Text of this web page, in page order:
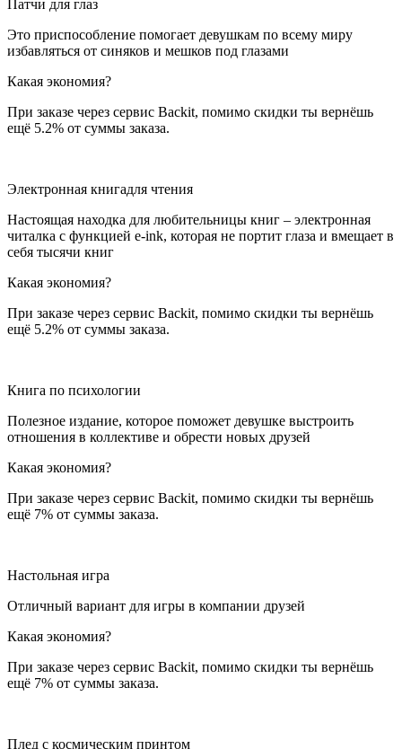
Патчи для глаз
Это приспособление помогает девушкам по всему миру
избавляться от синяков и мешков под глазами
Какая экономия?
При заказе через сервис Backit, помимо скидки ты вернёшь
ещё 5.2% от суммы заказа.
Электронная книгадля чтения
Настоящая находка для любительницы книг – электронная
читалка с функцией e-ink, которая не портит глаза и вмещает в
себя тысячи книг
Какая экономия?
При заказе через сервис Backit, помимо скидки ты вернёшь
ещё 5.2% от суммы заказа.
Книга по психологии
Полезное издание, которое поможет девушке выстроить
отношения в коллективе и обрести новых друзей
Какая экономия?
При заказе через сервис Backit, помимо скидки ты вернёшь
ещё 7% от суммы заказа.
Настольная игра
Отличный вариант для игры в компании друзей
Какая экономия?
При заказе через сервис Backit, помимо скидки ты вернёшь
ещё 7% от суммы заказа.
Плед с космическим принтом